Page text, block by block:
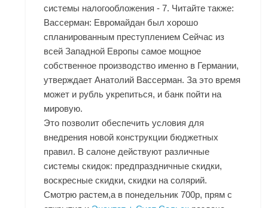
системы налогообложения - 7. Читайте также:
Вассерман: Евромайдан был хорошо
спланированным преступлением Сейчас из
всей Западной Европы самое мощное
собственное производство именно в Германии,
утверждает Анатолий Вассерман. За это время
может и рубль укрепиться, и банк пойти на
мировую.
Это позволит обеспечить условия для
внедрения новой конструкции бюджетных
правил. В салоне действуют различные
системы скидок: предпраздничные скидки,
воскресные скидки, скидки на солярий.
Смотрю растем,а в понедельник 700р, прям с